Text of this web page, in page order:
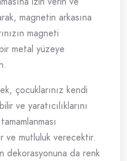
magnetin arkasına
magneti
metal yüzeye
çocuklarınız kendi
ve yaratıcılıklarını
ve mutluluk verecektir.
dekorasyonuna da renk